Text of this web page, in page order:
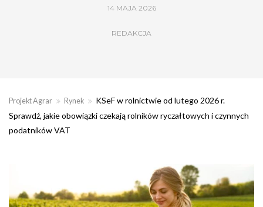
14 MAJA 2026
REDAKCJA
Projekt Agrar Rynek
KSeF w rolnictwie od lutego 2026 r.
Sprawdź, jakie obowiązki czekają rolników ryczałtowych i czynnych
podatników VAT